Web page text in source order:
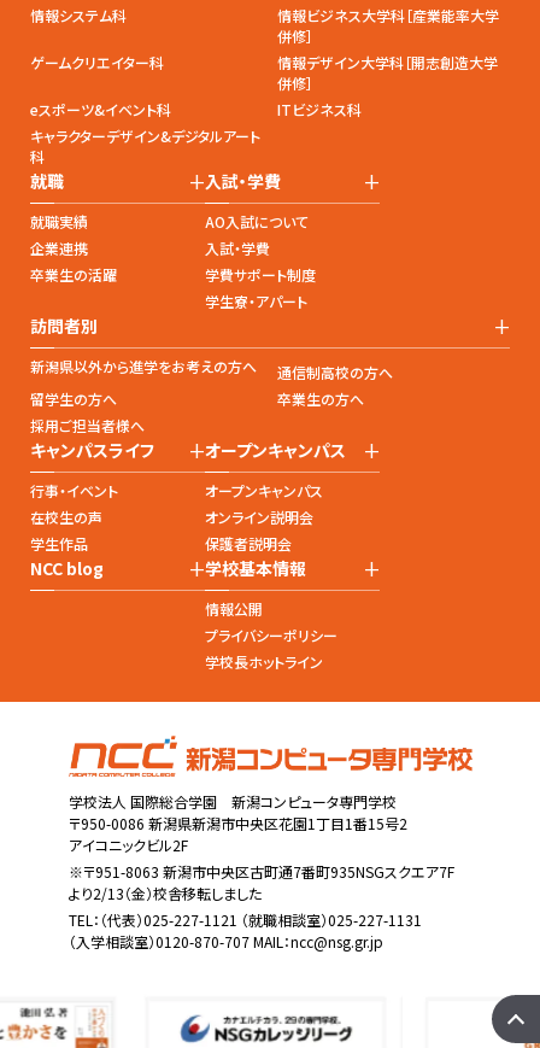
情報システム科
情報ビジネス大学科［産業能率大学
併修］
ゲームクリエイター科
情報デザイン大学科［開志創造大学
併修］
eスポーツ&イベント科
ITビジネス科
キャラクターデザイン&デジタルアート
科
就職 +
就職実績
企業連携
卒業生の活躍
入試・学費 +
AO入試について
入試・学費
学費サポート制度
学生寮・アパート
訪問者別 +
新潟県以外から進学をお考えの方へ
通信制高校の方へ
留学生の方へ
卒業生の方へ
採用ご担当者様へ
キャンパスライフ +
行事・イベント
在校生の声
学生作品
オープンキャンパス +
オープンキャンパス
オンライン説明会
保護者説明会
NCC blog +学校基本情報 +
情報公開
プライバシーポリシー
学校長ホットライン
学校法人 国際総合学園 新潟コンピュータ専門学校
〒950-0086 新潟県新潟市中央区花園1丁目1番15号2
アイコニックビル2F
※〒951-8063 新潟市中央区古町通7番町935NSGスクエア7F
より2/13（金）校舎移転しました
TEL： （代表）025-227-1121 （就職相談室）025-227-1131
（入学相談室）0120-870-707 MAIL：ncc@nsg.gr.jp